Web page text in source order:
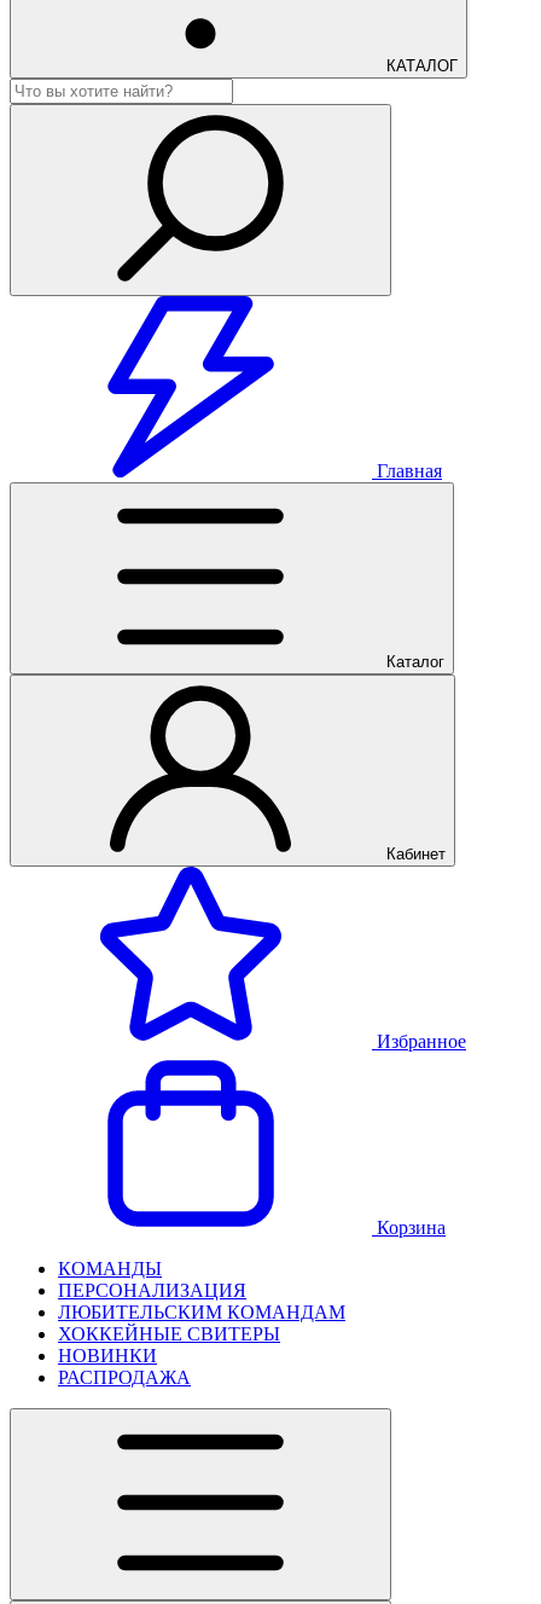
КАТАЛОГ
Главная
Каталог
Кабинет
Избранное
Корзина
КОМАНДЫ
ПЕРСОНАЛИЗАЦИЯ
ЛЮБИТЕЛЬСКИМ КОМАНДАМ
ХОККЕЙНЫЕ СВИТЕРЫ
НОВИНКИ
РАСПРОДАЖА